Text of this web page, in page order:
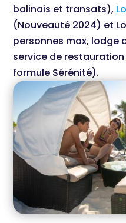
balinais et transats),
(Nouveauté 2024) et
personnes max, lodge
service de
formule Sérénité).